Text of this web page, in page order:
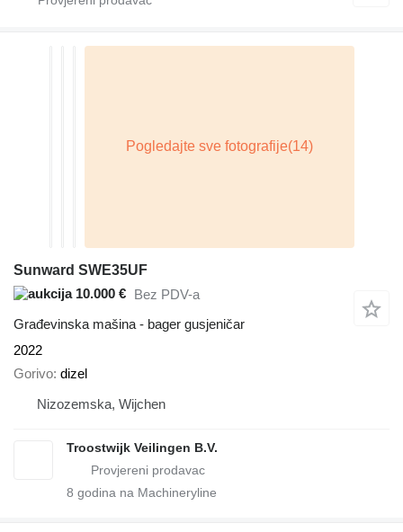
Sunward SWE35UF
10.000 € Bez PDV-a
Građevinska mašina - bager gusjeničar
2022
Gorivo dizel
Nizozemska, Wijchen
Troostwijk Veilingen B.V.
8 godina na Machineryline